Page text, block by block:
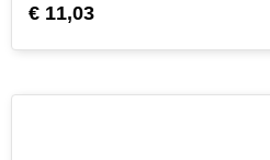
€ 11,03